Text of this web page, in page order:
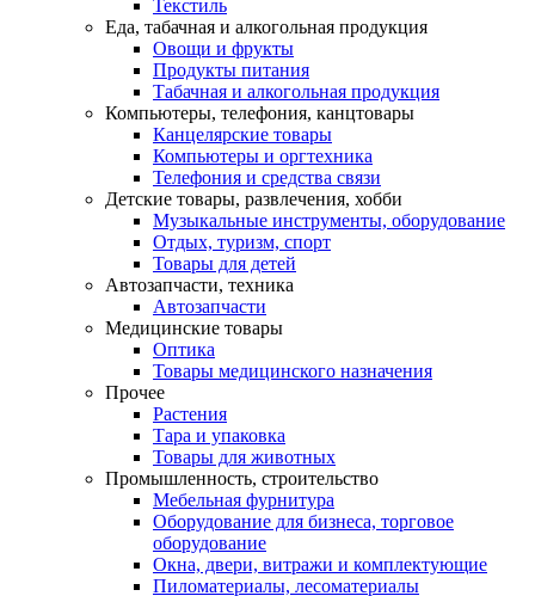
Текстиль
Еда, табачная и алкогольная продукция
Овощи и фрукты
Продукты питания
Табачная и алкогольная продукция
Компьютеры, телефония, канцтовары
Канцелярские товары
Компьютеры и оргтехника
Телефония и средства связи
Детские товары, развлечения, хобби
Музыкальные инструменты, оборудование
Отдых, туризм, спорт
Товары для детей
Автозапчасти, техника
Автозапчасти
Медицинские товары
Оптика
Товары медицинского назначения
Прочее
Растения
Тара и упаковка
Товары для животных
Промышленность, строительство
Мебельная фурнитура
Оборудование для бизнеса, торговое
оборудование
Окна, двери, витражи и комплектующие
Пиломатериалы, лесоматериалы